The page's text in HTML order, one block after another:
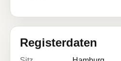
Registerdaten